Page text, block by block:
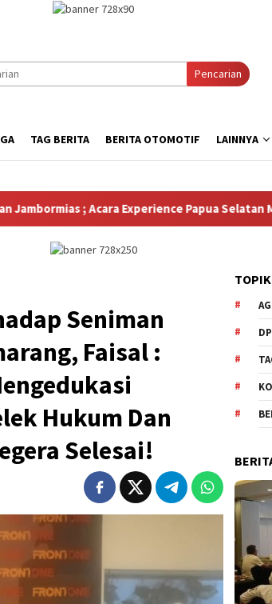
Pencarian
TAG BERITA BERITA OTOMOTIF LAINNYA
Selatan Menampilkan Berbagai Produk
Seniman
Faisal :
Hukum Dan
Selesai!